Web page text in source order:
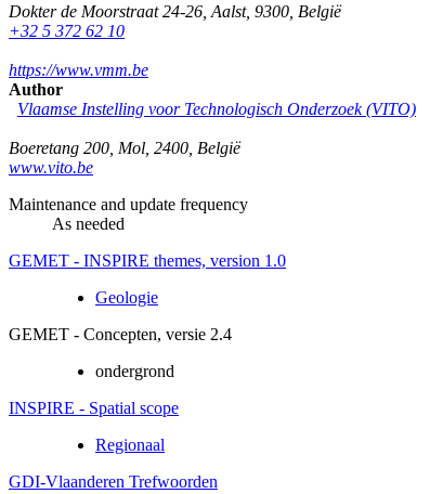
Dokter de Moorstraat 24-26 Aalst, 9300 België
+32 5 372 62 10
https://www.vmm.be
Author
Vlaamse Instelling voor Technologisch Onderzoek (VITO)
Boeretang 200 Mol 2400 België
www.vito.be
Maintenance and update frequency
As needed
GEMET - INSPIRE themes, version 1.0
Geologie
GEMET - Concepten, versie 2.4
ondergrond
INSPIRE - Spatial scope
Regionaal
GDI-Vlaanderen Trefwoorden